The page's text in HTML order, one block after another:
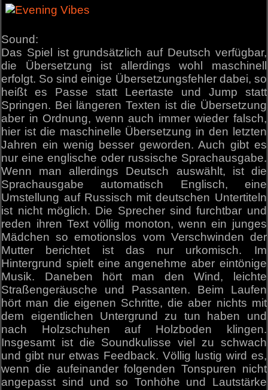
Sound:
Das Spiel ist grundsätzlich auf Deutsch verfügbar,
die Übersetzung ist allerdings wohl maschinell
erfolgt. So sind einige Übersetzungsfehler dabei, so
heißt es Passe statt Leertaste und Jump statt
Springen. Bei längeren Texten ist die Übersetzung
aber in Ordnung, wenn auch immer wieder falsch,
hier ist die maschinelle Übersetzung in den letzten
Jahren ein wenig besser geworden. Auch gibt es
nur eine englische oder russische Sprachausgabe.
Wenn man allerdings Deutsch auswählt, ist die
Sprachausgabe automatisch Englisch, eine
Umstellung auf Russisch mit deutschen Untertiteln
ist nicht möglich. Die Sprecher sind furchtbar und
reden ihren Text völlig monoton, wenn ein junges
Mädchen so emotionslos vom Verschwinden der
Mutter berichtet ist das nur urkomisch. Im
Hintergrund spielt eine angenehme aber eintönige
Musik. Daneben hört man den Wind, leichte
Straßengeräusche und Passanten. Beim Laufen
hört man die eigenen Schritte, die aber nichts mit
dem eigentlichen Untergrund zu tun haben und
nach Holzschuhen auf Holzboden klingen.
Insgesamt ist die Soundkulisse viel zu schwach
und gibt nur etwas Feedback. Völlig lustig wird es,
wenn die aufeinander folgenden Tonspuren nicht
angepasst sind und so Tonhöhe und Lautstärke